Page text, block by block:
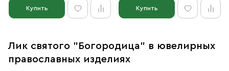
Купить Купить
Лик святого "Богородица" в ювелирных
православных изделиях